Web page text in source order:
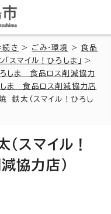
続き > ごみ・環境 >食品
スマイル！ひろしま」
>
ろしま 食品ロス削減協力
しま 食品ロス削減協力店
鉄太（スマイル！ひろし
スマイル！
協力店）